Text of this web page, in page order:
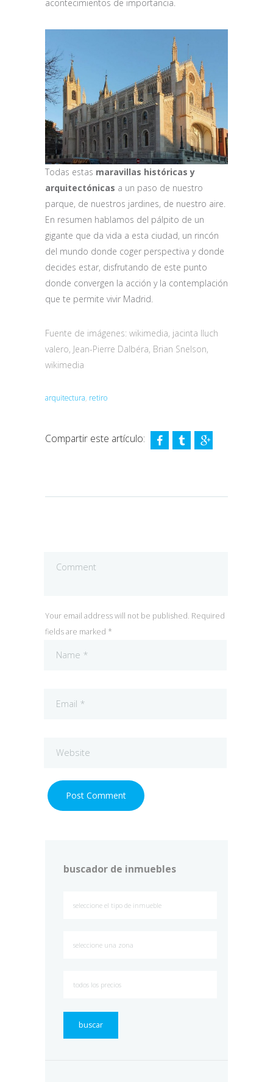
acontecimientos de importancia.
Todas estas maravillas históricas y
arquitectónicas a un paso de nuestro
parque, de nuestros jardines, de nuestro aire.
En resumen hablamos del pálpito de un
gigante que da vida a esta ciudad, un rincón
del mundo donde coger perspectiva y donde
decides estar, disfrutando de este punto
donde convergen la acción y la contemplación
que te permite vivir Madrid.
Fuente de imágenes: wikimedia, jacinta lluch
valero, Jean-Pierre Dalbéra, Brian Snelson,
wikimedia
arquitectura, retiro
Compartir este artículo:
Your email address will not be published. Required
fields are marked *
buscador de inmuebles
buscar